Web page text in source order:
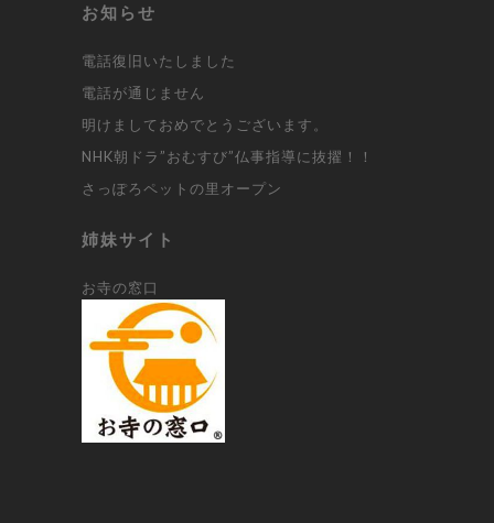
お知らせ
電話復旧いたしました
電話が通じません
明けましておめでとうございます。
NHK朝ドラ”おむすび”仏事指導に抜擢！！
さっぽろペットの里オープン
姉妹サイト
お寺の窓口